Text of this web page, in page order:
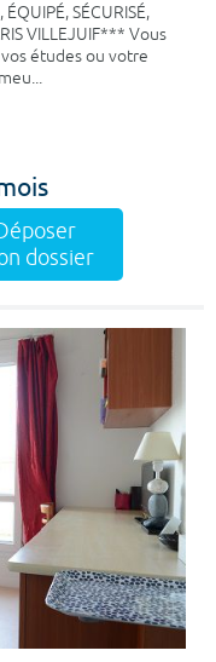
SÉCURISÉ,
VILLEJUIF*** Vous
études ou votre
dossier